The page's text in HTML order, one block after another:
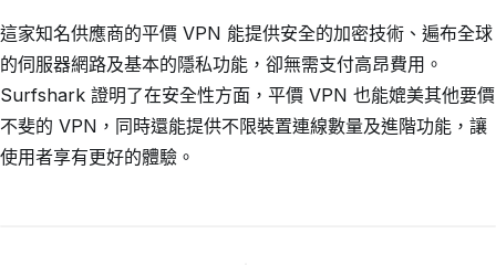
這家知名供應商的平價 VPN 能提供安全的加密技術、遍布全球
的伺服器網路及基本的隱私功能，卻無需支付高昂費用。
Surfshark 證明了在安全性方面，平價 VPN 也能媲美其他要價
不斐的 VPN，同時還能提供不限裝置連線數量及進階功能，讓
使用者享有更好的體驗。